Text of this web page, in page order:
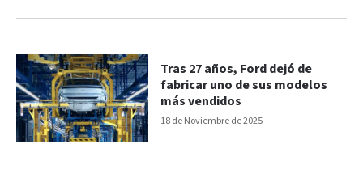
18 de Noviembre de 2025
Tras 27 años, Ford dejó de
fabricar uno de sus modelos
más vendidos